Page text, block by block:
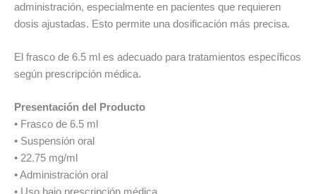
administración, especialmente en pacientes que requieren
dosis ajustadas. Esto permite una dosificación más precisa.
El frasco de 6.5 ml es adecuado para tratamientos específicos
según prescripción médica.
Presentación del Producto
• Frasco de 6.5 ml
• Suspensión oral
• 22.75 mg/ml
• Administración oral